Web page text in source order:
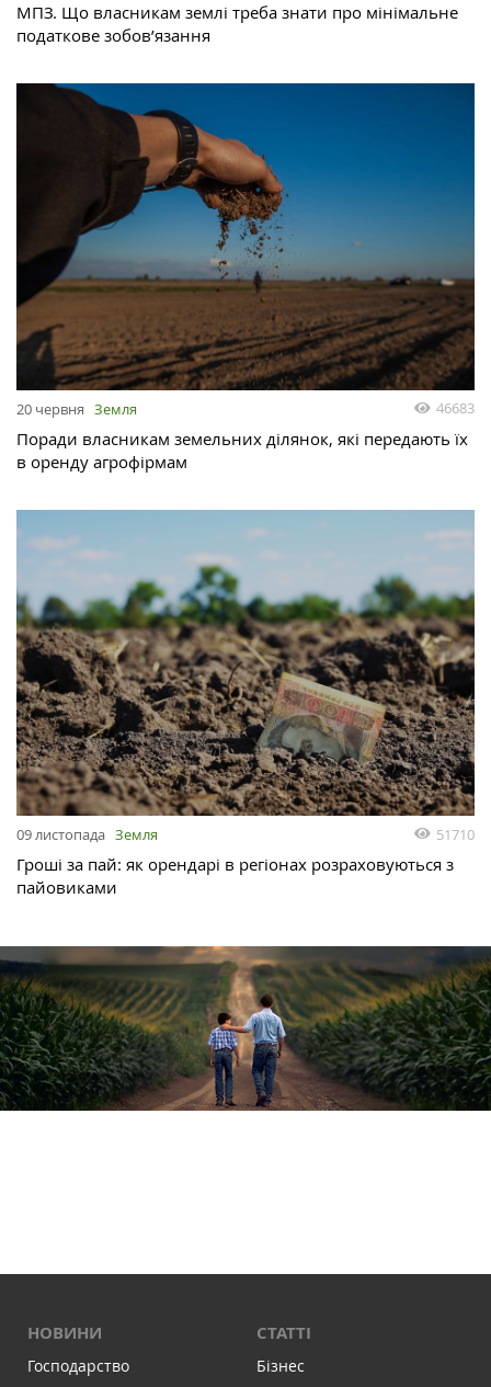
МПЗ. Що власникам землі треба знати про мінімальне
податкове зобов’язання
20 червня Земля 46683
Поради власникам земельних ділянок, які передають їх
в оренду агрофірмам
09 листопада Земля 51710
Гроші за пай: як орендарі в регіонах розраховуються з
пайовиками
НОВИНИ
Господарство
СТАТТІ
Бізнес